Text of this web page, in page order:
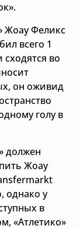
Жоау Феликс
всего 1
во
он оживид
голу в
должен
Жоау
однако у
в
«Атлетико»